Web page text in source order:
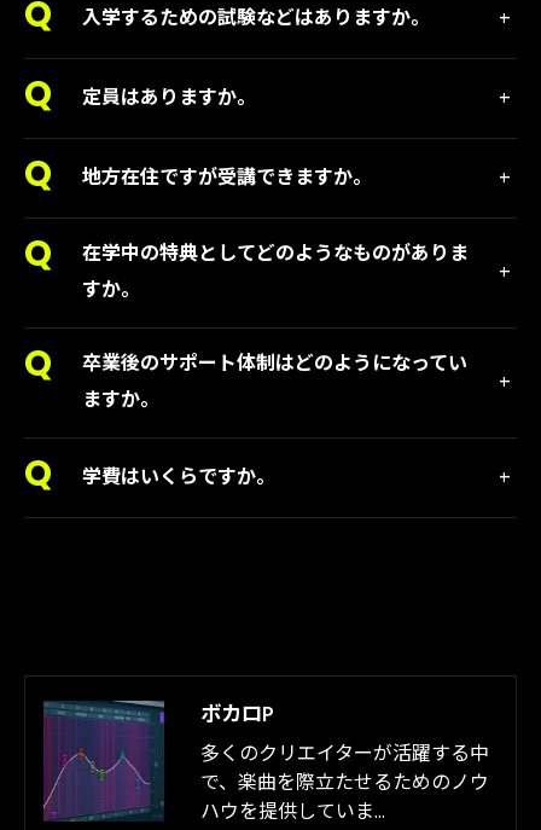
入学するための試験などはありますか。
定員はありますか。
地方在住ですが受講できますか。
在学中の特典としてどのようなものがありま
すか。
卒業後のサポート体制はどのようになってい
ますか。
学費はいくらですか。
ボカロP
多くのクリエイターが活躍する中
で、楽曲を際立たせるためのノウ
ハウを提供していま…